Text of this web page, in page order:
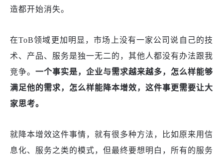
造都开始消失。
在ToB领域更加明显，市场上没有一家公司说自己的技
术、产品、服务是独一无二的，其他人都没有办法跟我
竞争。 一个事实是，企业与需求越来越多，怎么样能够
满足他的需求，怎么样能降本增效，这件事更需要让大
家思考。
就降本增效这件事情，就有很多种方法，比如原来用信
息化、服务之类的模式，但最终要想明白，所有的服务